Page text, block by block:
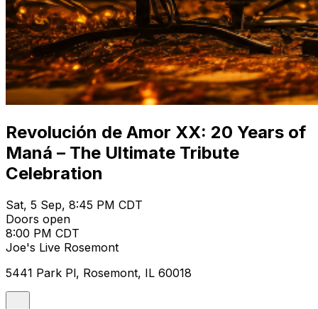
Revolución de Amor XX: 20 Years of
Maná – The Ultimate Tribute
Celebration
Sat, 5 Sep, 8:45 PM CDT
Doors open
8:00 PM CDT
Joe's Live Rosemont
5441 Park Pl, Rosemont, IL 60018